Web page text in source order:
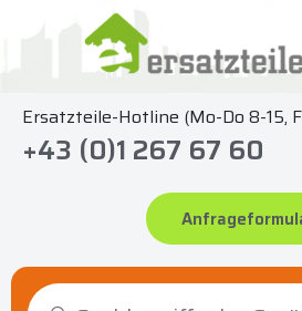
springen
Ersatzteile-Hotline (Mo-Do 8-15,
+43 (0)1 267 67 60